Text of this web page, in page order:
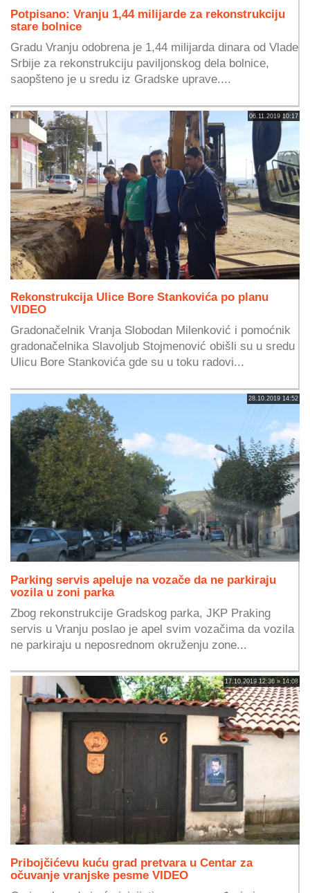
Potpisano: Vranju 1,44 milijarde za rekonstrukciju
stare bolnice
Gradu Vranju odobrena je 1,44 milijarda dinara od Vlade
Srbije za rekonstrukciju paviljonskog dela bolnice,
saopšteno je u sredu iz Gradske uprave....
06.11.2019 10:17
Rekonstrukcija Ulice Bore Stankovića po planu
VIDEO
Gradonačelnik Vranja Slobodan Milenković i pomoćnik
gradonačelnika Slavoljub Stojmenović obišli su u sredu
Ulicu Bore Stankovića gde su u toku radovi...
28.10.2019 14:52
Parking servis apeluje na vozače da ne parkiraju
vozila u zoni parka
Zbog rekonstrukcije Gradskog parka, JKP Praking
servis u Vranju poslao je apel svim vozačima da vozila
ne parkiraju u neposrednom okruženju zone...
17.10.2019 12:36 » 14:08
Pribojčićevu kuću grad pretvara u Centar za
očuvanje vranjske pesme VIDEO